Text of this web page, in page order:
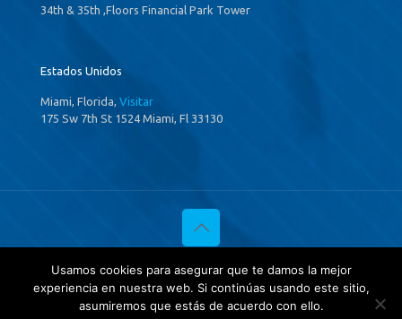
34th & 35th ,Floors Financial Park Tower
Estados Unidos
Miami, Florida, Visitar
175 Sw 7th St 1524 Miami, Fl 33130
© 2020 Investigaciones Estratégicas & Asociados. All Rights
Reserved
Política de privacidad
yTratamientos de datos.
Usamos cookies para asegurar que te damos la mejor
experiencia en nuestra web. Si continúas usando este sitio,
asumiremos que estás de acuerdo con ello.